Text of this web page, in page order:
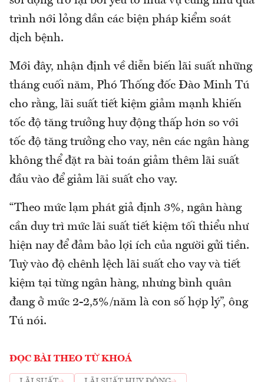
trình nới lỏng dần các biện pháp kiểm soát
dịch bệnh.
Mới đây, nhận định về diễn biến lãi suất những
tháng cuối năm, Phó Thống đốc Đào Minh Tú
cho rằng, lãi suất tiết kiệm giảm mạnh khiến
tốc độ tăng trưởng huy động thấp hơn so với
tốc độ tăng trưởng cho vay, nên các ngân hàng
không thể đặt ra bài toán giảm thêm lãi suất
đầu vào để giảm lãi suất cho vay.
“Theo mức lạm phát giả định 3%, ngân hàng
cần duy trì mức lãi suất tiết kiệm tối thiểu như
hiện nay để đảm bảo lợi ích của người gửi tiền.
Tuỳ vào độ chênh lệch lãi suất cho vay và tiết
kiệm tại từng ngân hàng, nhưng bình quân
đang ở mức 2-2,5%/năm là con số hợp lý”, ông
Tú nói.
ĐỌC BÀI THEO TỪ KHOÁ